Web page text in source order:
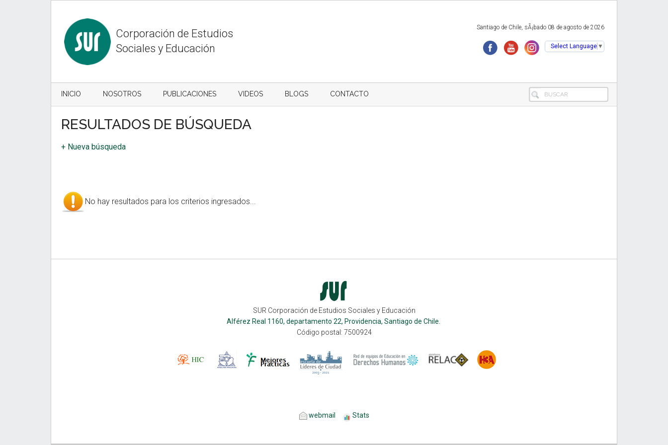
Corporación de Estudios
Sociales y Educación
Santiago de Chile, sÃ¡bado 08 de agosto de 2026
Select Language ▼
INICIO NOSOTROS PUBLICACIONES VIDEOS BLOGS CONTACTO BUSCAR
RESULTADOS DE BÚSQUEDA
+ Nueva búsqueda
No hay resultados para los criterios ingresados...
SUR Corporación de Estudios Sociales y Educación
Alférez Real 1160, departamento 22, Providencia, Santiago de Chile.
Código postal: 7500924
webmail Stats